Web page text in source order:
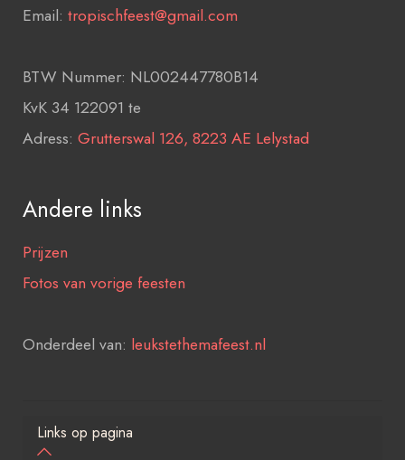
Email: tropischfeest@gmail.com
BTW Nummer: NL002447780B14
KvK 34 122091 te
Adress: Grutterswal 126, 8223 AE Lelystad
Andere links
Prijzen
Fotos van vorige feesten
Onderdeel van: leukstethemafeest.nl
Links op pagina